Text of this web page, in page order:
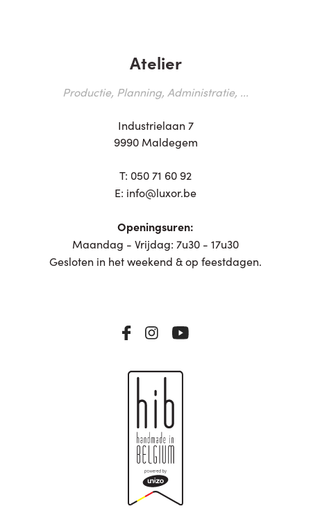
Atelier
Productie, Planning, Administratie, ...
Industrielaan 7
9990 Maldegem
T: 050 71 60 92
E: info@luxor.be
Openingsuren:
Maandag - Vrijdag: 7u30 - 17u30
Gesloten in het weekend & op feestdagen.